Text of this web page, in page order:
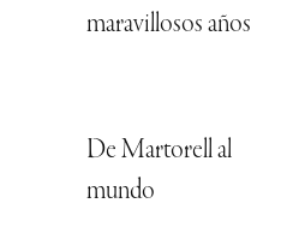
maravillosos años
De Martorell al
mundo